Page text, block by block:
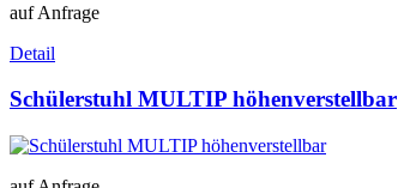
auf Anfrage
Detail
Schülerstuhl MULTIP höhenverstellbar